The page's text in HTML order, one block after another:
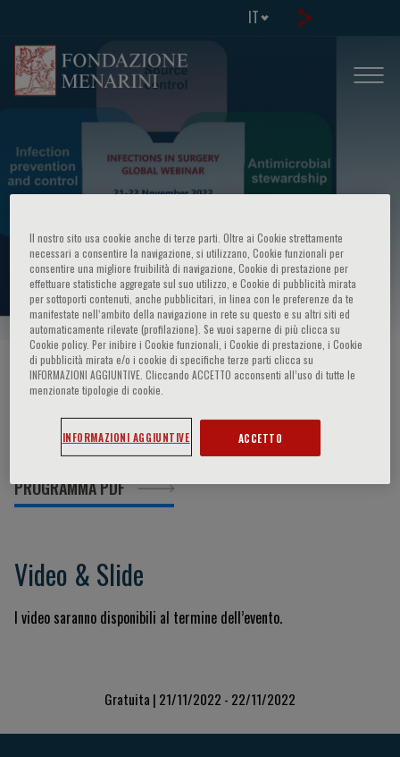
IT
Infectious in surgery global webinar
HOME PAGE / CORSI ED EVENTI / INFO EVENTO
Materiali
PROGRAMMA PDF
Video & Slide
I video saranno disponibili al termine dell’evento.
Gratuita | 21/11/2022 - 22/11/2022
Il nostro sito usa cookie anche di terze parti. Oltre ai Cookie strettamente
necessari a consentire la navigazione, si utilizzano, Cookie funzionali per
consentire una migliore fruibilità di navigazione, Cookie di prestazione per
effettuare statistiche aggregate sul suo utilizzo, e Cookie di pubblicità mirata
per sottoporti contenuti, anche pubblicitari, in linea con le preferenze da te
manifestate nell‘ambito della navigazione in rete su questo e su altri siti ed
automaticamente rilevate (profilazione). Se vuoi saperne di più clicca su
Cookie policy. Per inibire i Cookie funzionali, i Cookie di prestazione, i Cookie
di pubblicità mirata e/o i cookie di specifiche terze parti clicca su
INFORMAZIONI AGGIUNTIVE. Cliccando ACCETTO acconsenti all’uso di tutte le
menzionate tipologie di cookie.
INFORMAZIONI AGGIUNTIVE ACCETTO